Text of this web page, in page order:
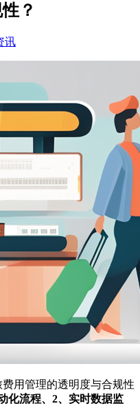
？
讯
用管理的透明度与合规性
化流程、2、实时数据监